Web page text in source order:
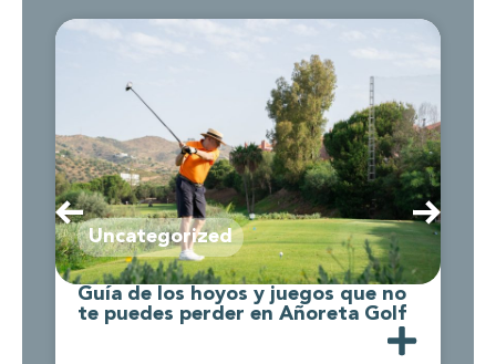
Uncategorized
Guía de los hoyos y juegos que no
te puedes perder en Añoreta Golf